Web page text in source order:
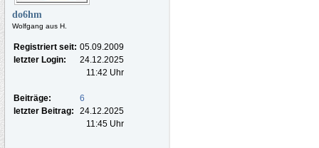
do6hm
Wolfgang aus H.
Registriert seit: 05.09.2009
letzter Login:
24.12.2025
11:42 Uhr
Beiträge:
6
letzter Beitrag:
24.12.2025
11:45 Uhr